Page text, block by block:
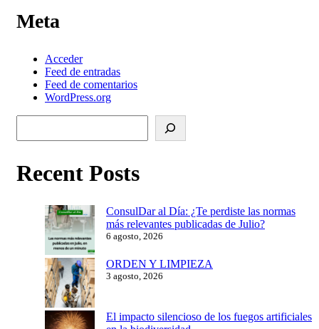
Meta
Acceder
Feed de entradas
Feed de comentarios
WordPress.org
Recent Posts
ConsulDar al Día: ¿Te perdiste las normas
más relevantes publicadas de Julio?
6 agosto, 2026
ORDEN Y LIMPIEZA
3 agosto, 2026
El impacto silencioso de los fuegos artificiales